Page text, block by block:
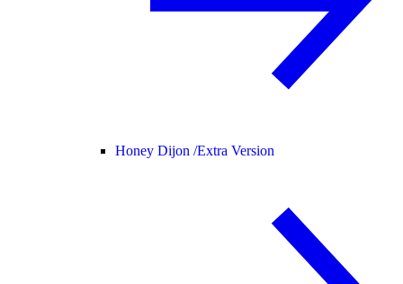
Honey Dijon /Extra Version